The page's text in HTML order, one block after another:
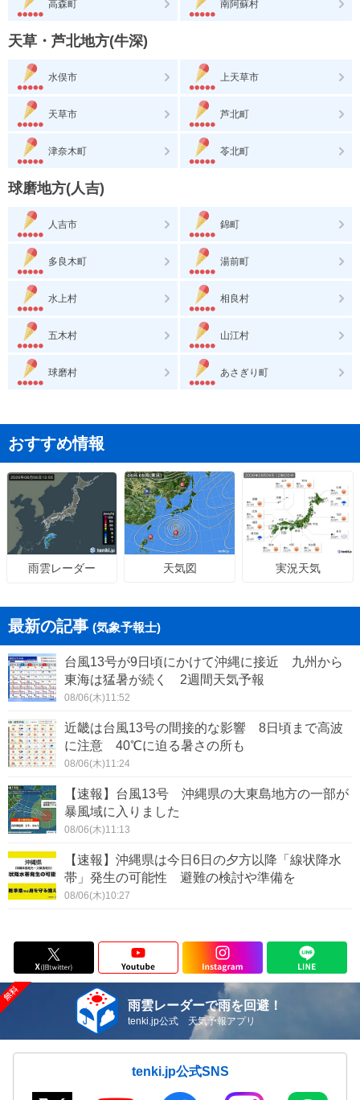
高森町 南阿蘇村
天草・芦北地方(牛深)
水俣市 上天草市
天草市 芦北町
津奈木町 苓北町
球磨地方(人吉)
人吉市 錦町
多良木町 湯前町
水上村 相良村
五木村 山江村
球磨村 あさぎり町
おすすめ情報
雨雲レーダー 天気図 実況天気
最新の記事 (気象予報士)
台風13号が9日頃にかけて沖縄に接近 九州から
東海は猛暑が続く 2週間天気予報
08/06(木)11:52
近畿は台風13号の間接的な影響 8日頃まで高波
に注意 40℃に迫る暑さの所も
08/06(木)11:24
【速報】台風13号 沖縄県の大東島地方の一部が
暴風域に入りました
08/06(木)11:13
【速報】沖縄県は今日6日の夕方以降「線状降水
帯」発生の可能性 避難の検討や準備を
08/06(木)10:27
雨雲レーダーで雨を回避！
tenki.jp公式 天気予報アプリ
tenki.jp公式SNS